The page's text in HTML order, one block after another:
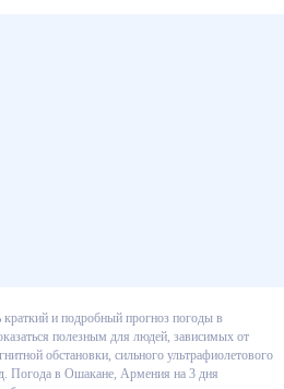
краткий и подробный прогноз
может оказаться полезным для
нестабильной магнитной
излучения, влажности воздуха